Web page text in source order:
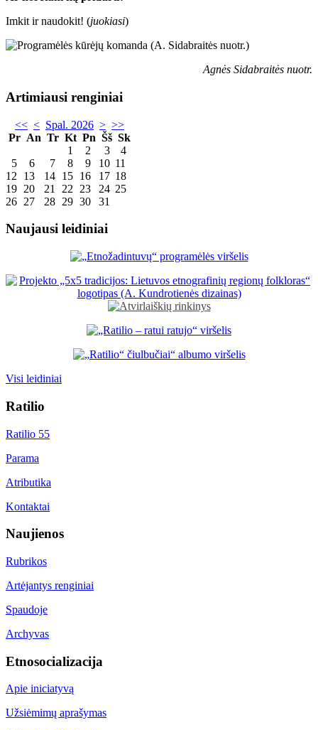
Imkit ir naudokit! (juokiasi)
Agnės Sidabraitės nuotr.
Artimiausi renginiai
<< < Spal. 2026 > >>
Pr An Tr Kt Pn Šš Sk
1
2 3
4
5
6 7 8 9 10 11
12
13 14 15 16 17 18
19 20 21 22 23 24 25
26 27 28 29 30 31
Naujausi leidiniai
Visi leidiniai
Ratilio
Ratilio 55
Parama
Atributika
Kontaktai
Naujienos
Rubrikos
Artėjantys renginiai
Spaudoje
Archyvas
Etnosocializacija
Apie iniciatyvą
Užsiėmimų aprašymas